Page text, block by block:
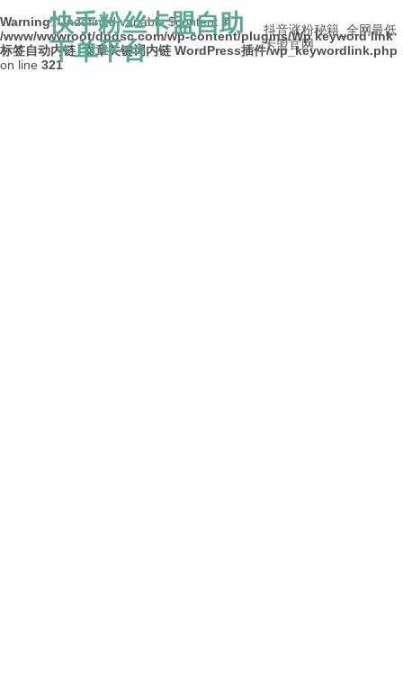
Warning: Undefined variable $content in
/www/wwwroot/dpdsc.com/wp-content/plugins/Wp keyword link
标签自动内链_文章关键词内链 WordPress插件/wp_keywordlink.php
on line 321
快手粉丝卡盟自助
下单平台
抖音涨粉秘籍_全网最低
卡盟官网